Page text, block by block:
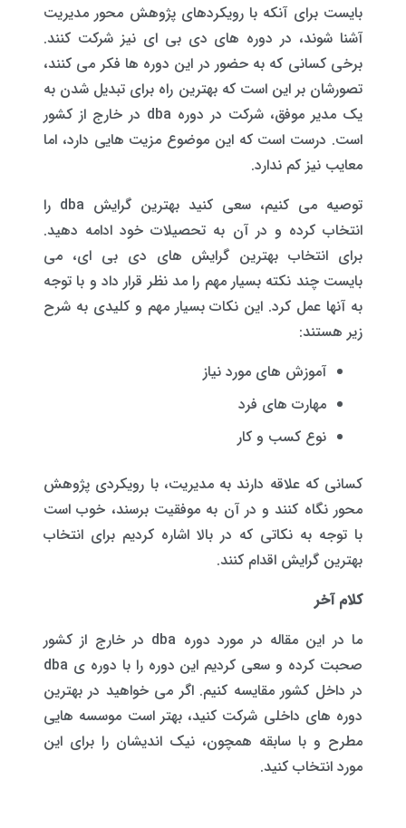
بایست برای آنکه با رویکردهای پژوهش محور مدیریت
آشنا شوند، در دوره های دی بی ای نیز شرکت کنند.
برخی کسانی که به حضور در این دوره ها فکر می کنند،
تصورشان بر این است که بهترین راه برای تبدیل شدن به
یک مدیر موفق، شرکت در دوره dba در خارج از کشور
است. درست است که این موضوع مزیت هایی دارد، اما
معایب نیز کم ندارد.
توصیه می کنیم، سعی کنید بهترین گرایش dba را
انتخاب کرده و در آن به تحصیلات خود ادامه دهید.
برای انتخاب بهترین گرایش های دی بی ای، می
بایست چند نکته بسیار مهم را مد نظر قرار داد و با توجه
به آنها عمل کرد. این نکات بسیار مهم و کلیدی به شرح
زیر هستند:
آموزش های مورد نیاز
مهارت های فرد
نوع کسب و کار
کسانی که علاقه دارند به مدیریت، با رویکردی پژوهش
محور نگاه کنند و در آن به موفقیت برسند، خوب است
با توجه به نکاتی که در بالا اشاره کردیم برای انتخاب
بهترین گرایش اقدام کنند.
کلام آخر
ما در این مقاله در مورد دوره dba در خارج از کشور
صحبت کرده و سعی کردیم این دوره را با دوره ی dba
در داخل کشور مقایسه کنیم. اگر می خواهید در بهترین
دوره های داخلی شرکت کنید، بهتر است موسسه هایی
مطرح و با سابقه همچون، نیک اندیشان را برای این
مورد انتخاب کنید.